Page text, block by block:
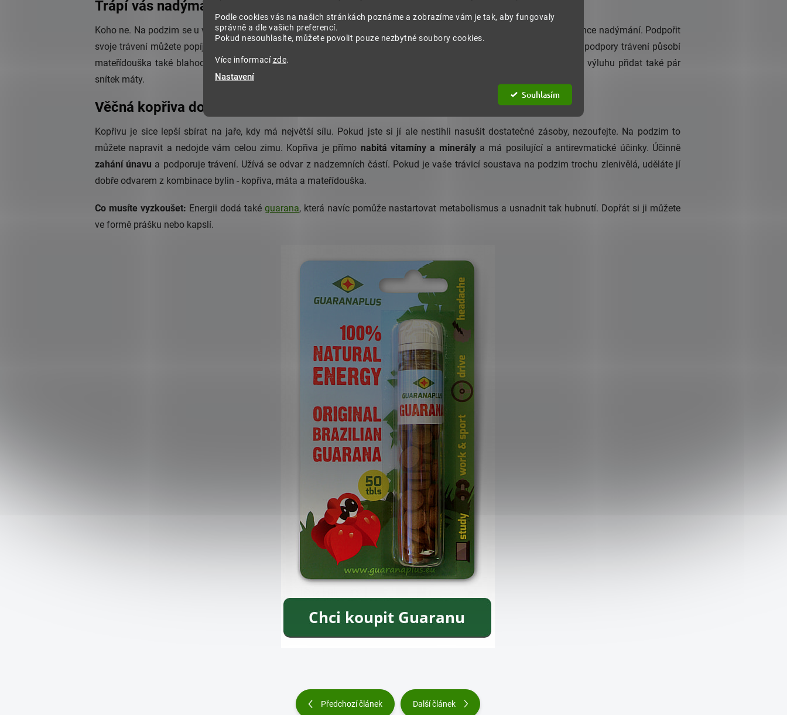
Podle cookies vás na našich stránkách poznáme a zobrazíme vám je tak, aby fungovaly
správně a dle vašich preferencí.
Pokud nesouhlasíte, můžete povolit pouze nezbytné soubory cookies.
Více informacízde
Nastavení
Souhlasím
Trápí vás nadýmání?
Koho ne. Na podzim se u většiny lidí snižuje celkové množství pohybu a s tím souvisí potíže s trávením a vyšší frekvence nadýmání. Podpořit
svoje trávení můžete popíjením nálevu z
, ze které se sbírá kvetoucí nať bez dřevnatého stonku. Kromě podpory trávení působí
mateřídouška také blahodárně nanervovou soustavu
a mírní riziko vzniku infekce. Pro podporu trávení můžete do výluhu přidat také pár
snítek máty.
Věčná kopřiva dodá energii
Kopřivu je sice lepší sbírat na jaře, kdy má největší sílu. Pokud jste si jí ale nestihli nasušit dostatečné zásoby, nezoufejte. Na podzim to
můžete napravit a nedojde vám celou zimu. Kopřiva je přímo nabitá vitamíny a minerálya má posilující a antirevmatické účinky. Účinně
zahání únavu a podporuje trávení. Užívá se odvar z nadzemních částí. Pokud je vaše trávicí soustava na podzim trochu zlenivělá, uděláte jí
dobře odvarem z kombinace bylin - kopřiva, máta a mateřídouška.
Co musíte vyzkoušet: Energii dodá také guarana, která navíc pomůže nastartovat metabolismus a usnadnit tak hubnutí. Dopřát si ji můžete
ve formě prášku nebo kapslí.
Předchozí článek Další článek